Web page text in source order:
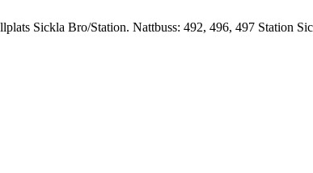
Sickla Bro/Station. Nattbuss: 492, 496, 497 Station